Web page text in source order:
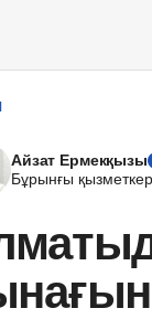
Айзат Ермекқызы
Бұрынғы қызметкер